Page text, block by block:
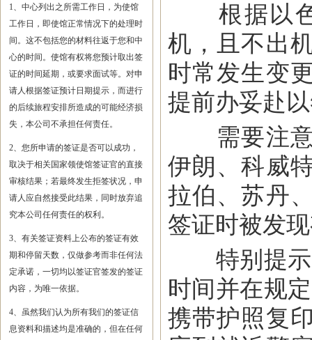
1、中心列出之所需工作日，为使馆
工作日，即使馆正常情况下的处理时
间。这不包括您的材料往返于您和中
心的时间。使馆有权将您预计取出签
证的时间延期，或要求面试等。对申
请人根据签证预计日期提示，而进行
的后续旅程安排所造成的可能经济损
失，本公司不承担任何责任。
2、您所申请的签证是否可以成功，
取决于相关国家领使馆签证官的直接
审核结果；若最终发生拒签状况，申
请人应自然接受此结果，同时放弃追
究本公司任何责任的权利。
3、有关签证资料上公布的签证有效
期和停留天数，仅做参考而非任何法
定承诺，一切均以签证官签发的签证
内容，为唯一依据。
4、虽然我们认为所有我们的签证信
息资料和描述均是准确的，但在任何
根据以色
机，且不出
时常发生变
提前办妥赴
需要注意
伊朗、科威
拉伯、苏丹
签证时被发
特别提示
时间并在规
携带护照复